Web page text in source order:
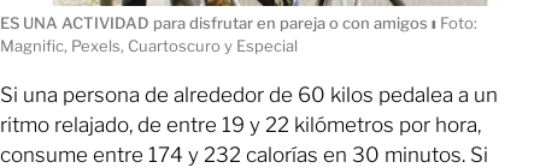
ES UNA ACTIVIDAD para disfrutar en pareja o con amigos ı Foto:
Magnific, Pexels, Cuartoscuro y Especial
Si una persona de alrededor de 60 kilos pedalea a un
ritmo relajado, de entre 19 y 22 kilómetros por hora,
consume entre 174 y 232 calorías en 30 minutos. Si